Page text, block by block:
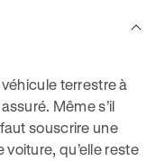
terrestre à
Même s’il
souscrire une
voiture, qu’elle reste